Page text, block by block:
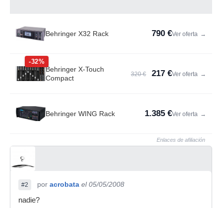
Behringer X32 Rack 790 €Ver oferta →
-32%
Behringer X-Touch
Compact
320 € 217 €Ver oferta →
Behringer WING Rack 1.385 €Ver oferta →
Enlaces de afiliación
#2 por acrobata el 05/05/2008
nadie?